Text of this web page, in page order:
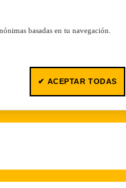
basadas en tu navegación.
✔ ACEPTAR TODAS